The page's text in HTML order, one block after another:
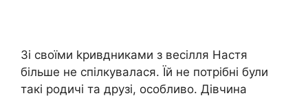
Зі своїми kривдниками з весілля Настя
більше не спілкувалася. Їй не потрібні були
такі родичі та друзі, особливо. Дівчина